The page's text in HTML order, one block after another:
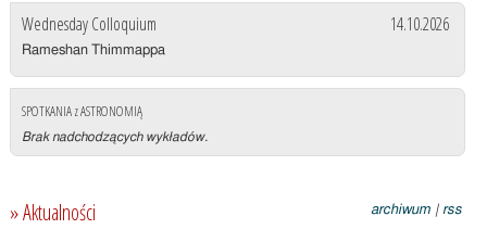
i
l
Wednesday Colloquium 14.10.2026
Rameshan Thimmappa
SPOTKANIA z ASTRONOMIĄ
Brak nadchodzących wykładów.
» Aktualności archiwum| rss